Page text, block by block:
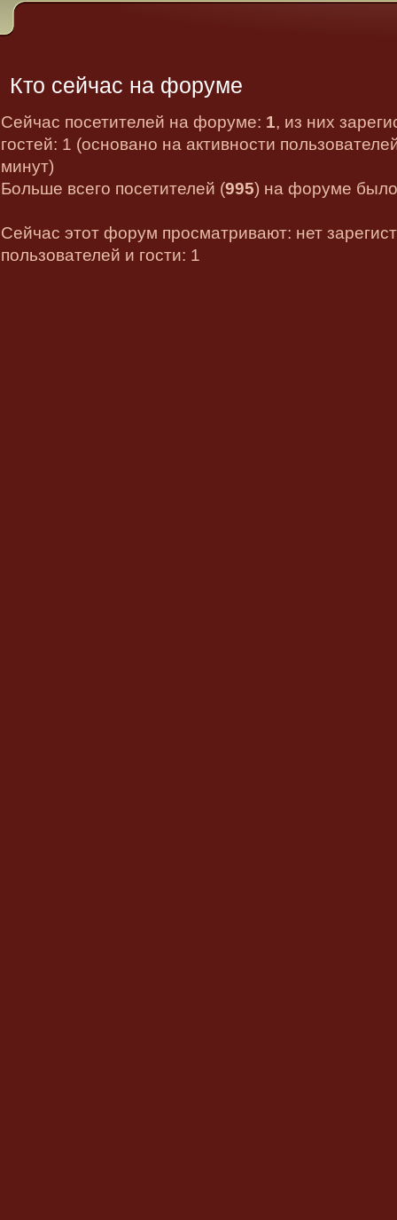
Кто сейчас на форуме
Сейчас посетителей на форуме: 1, из них
гостей: 1 (основано на активности
минут)
Больше всего посетителей (995) на форуме
Сейчас этот форум просматривают: нет
пользователей и гости: 1